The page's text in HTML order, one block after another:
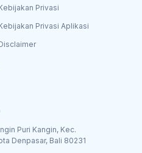
Privasi
Privasi Aplikasi
Puri Kangin, Kec.
Denpasar, Bali 80231